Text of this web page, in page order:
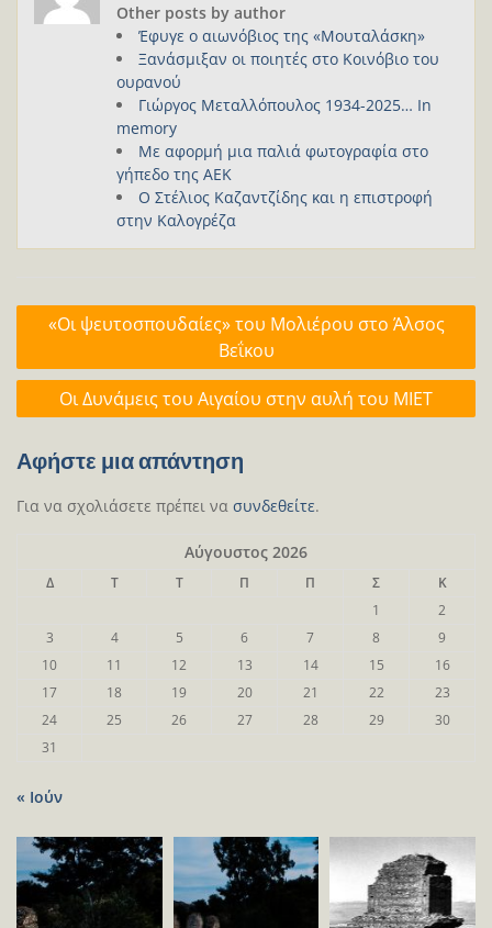
Other posts by author
Έφυγε ο αιωνόβιος της «Μουταλάσκη»
Ξανάσμιξαν οι ποιητές στο Κοινόβιο του
ουρανού
Γιώργος Μεταλλόπουλος 1934-2025… In
memory
Με αφορμή μια παλιά φωτογραφία στο
γήπεδο της ΑΕΚ
Ο Στέλιος Καζαντζίδης και η επιστροφή
στην Καλογρέζα
Πλοήγηση
άρθρων
«Οι ψευτοσπουδαίες» του Μολιέρου στο Άλσος
Βεΐκου
Οι Δυνάμεις του Αιγαίου στην αυλή του ΜΙΕΤ
Αφήστε μια απάντηση
Για να σχολιάσετε πρέπει να συνδεθείτε.
Αύγουστος 2026
Δ Τ Τ Π Π Σ
Κ
1
2
3
4 5 6 7 8
9
10
11 12 13 14 15
16
17
18 19 20 21 22
23
24
25 26 27 28 29
30
31
« Ιούν